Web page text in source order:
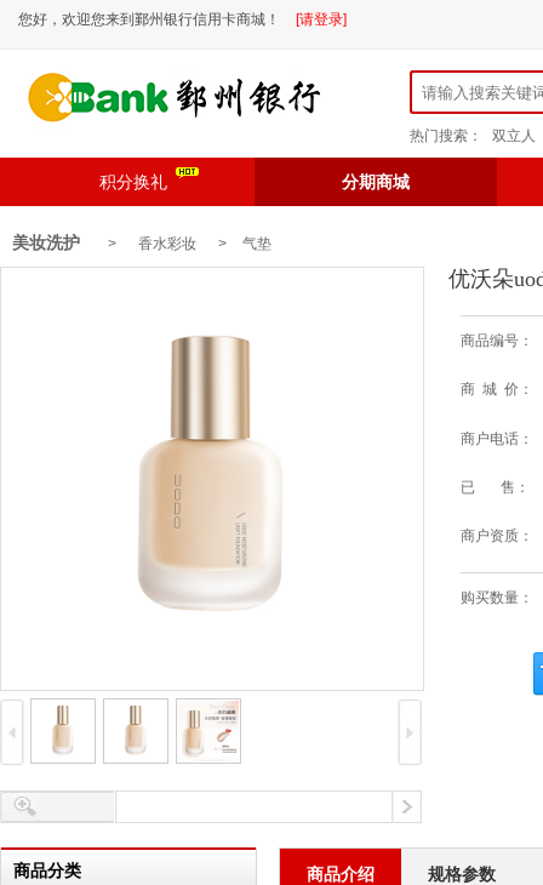
您好，欢迎您来到鄞州银行信用卡商城！ [请登录]
热门搜索： 双立人
积分换礼 分期商城
美妆洗护 > 香水彩妆 > 气垫
优沃朵
商品编号：
商 城 价：
商户电话：
已 售：
商户资质：
购买数量：
商品分类 商品介绍 规格参数